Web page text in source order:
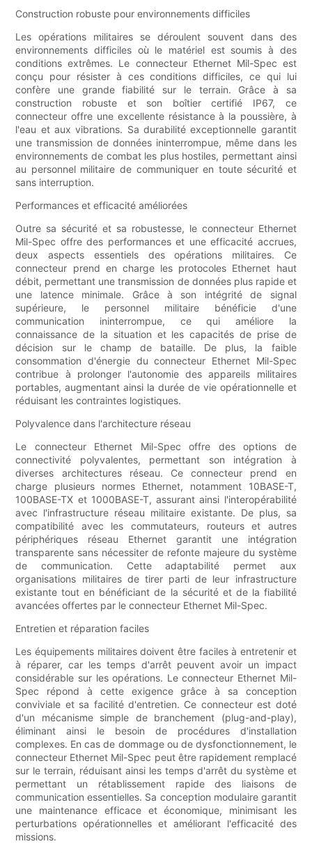
Construction robuste pour environnements difficiles
Les opérations militaires se déroulent souvent dans des
environnements difficiles où le matériel est soumis à des
conditions extrêmes. Le connecteur Ethernet Mil-Spec est
conçu pour résister à ces conditions difficiles, ce qui lui
confère une grande fiabilité sur le terrain. Grâce à sa
construction robuste et son boîtier certifié IP67, ce
connecteur offre une excellente résistance à la poussière, à
l'eau et aux vibrations. Sa durabilité exceptionnelle garantit
une transmission de données ininterrompue, même dans les
environnements de combat les plus hostiles, permettant ainsi
au personnel militaire de communiquer en toute sécurité et
sans interruption.
Performances et efficacité améliorées
Outre sa sécurité et sa robustesse, le connecteur Ethernet
Mil-Spec offre des performances et une efficacité accrues,
deux aspects essentiels des opérations militaires. Ce
connecteur prend en charge les protocoles Ethernet haut
débit, permettant une transmission de données plus rapide et
une latence minimale. Grâce à son intégrité de signal
supérieure, le personnel militaire bénéficie d'une
communication ininterrompue, ce qui améliore la
connaissance de la situation et les capacités de prise de
décision sur le champ de bataille. De plus, la faible
consommation d'énergie du connecteur Ethernet Mil-Spec
contribue à prolonger l'autonomie des appareils militaires
portables, augmentant ainsi la durée de vie opérationnelle et
réduisant les contraintes logistiques.
Polyvalence dans l'architecture réseau
Le connecteur Ethernet Mil-Spec offre des options de
connectivité polyvalentes, permettant son intégration à
diverses architectures réseau. Ce connecteur prend en
charge plusieurs normes Ethernet, notamment 10BASE-T,
100BASE-TX et 1000BASE-T, assurant ainsi l'interopérabilité
avec l'infrastructure réseau militaire existante. De plus, sa
compatibilité avec les commutateurs, routeurs et autres
périphériques réseau Ethernet garantit une intégration
transparente sans nécessiter de refonte majeure du système
de communication. Cette adaptabilité permet aux
organisations militaires de tirer parti de leur infrastructure
existante tout en bénéficiant de la sécurité et de la fiabilité
avancées offertes par le connecteur Ethernet Mil-Spec.
Entretien et réparation faciles
Les équipements militaires doivent être faciles à entretenir et
à réparer, car les temps d'arrêt peuvent avoir un impact
considérable sur les opérations. Le connecteur Ethernet Mil-
Spec répond à cette exigence grâce à sa conception
conviviale et sa facilité d'entretien. Ce connecteur est doté
d'un mécanisme simple de branchement (plug-and-play),
éliminant ainsi le besoin de procédures d'installation
complexes. En cas de dommage ou de dysfonctionnement, le
connecteur Ethernet Mil-Spec peut être rapidement remplacé
sur le terrain, réduisant ainsi les temps d'arrêt du système et
permettant un rétablissement rapide des liaisons de
communication essentielles. Sa conception modulaire garantit
une maintenance efficace et économique, minimisant les
perturbations opérationnelles et améliorant l'efficacité des
missions.